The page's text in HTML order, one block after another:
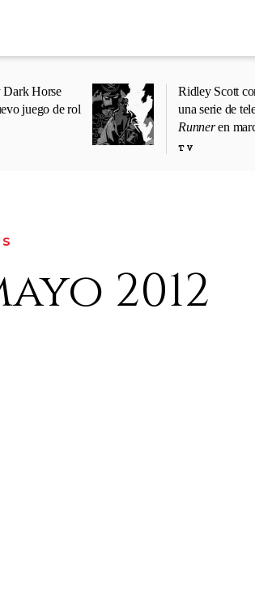
Dark Horse
juego de rol
Ridley Scott
una serie de
Runneren
TV
2012